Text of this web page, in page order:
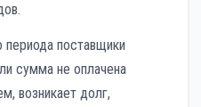
поставщики
сумма не оплачена
возникает долг,